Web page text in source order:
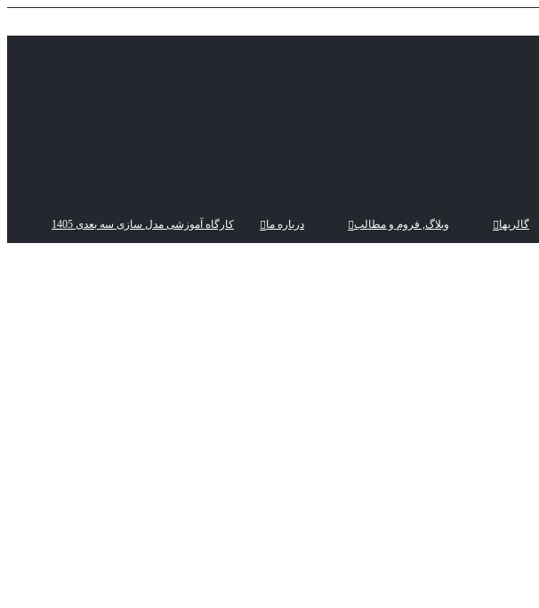
گالریها وبلاگ, فروم و مطالب درباره ما کارگاه آموزشی مدل سازی سه بعدی 1405